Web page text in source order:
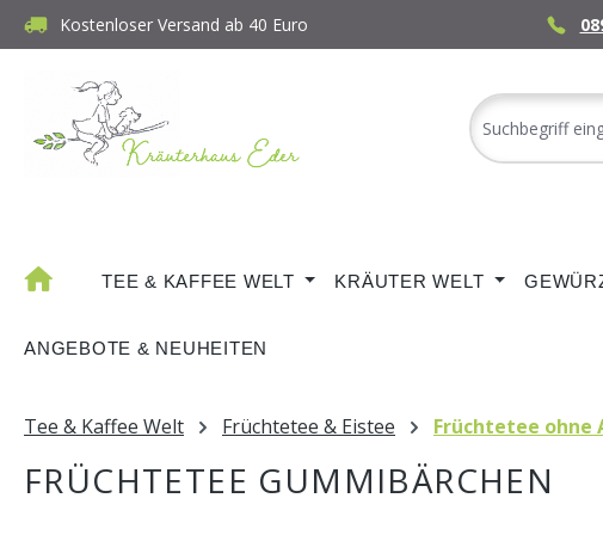
Hauptinhalt springen
Zur Suche springen
Zur Hauptnavigation springen
Kostenloser Versand ab 40 Euro
TEE & KAFFEE WELT KRÄUTER WELT
ANGEBOTE & NEUHEITEN
Tee & Kaffee Welt Früchtetee & Eistee Früchtetee ohne
FRÜCHTETEE GUMMIBÄRCHEN